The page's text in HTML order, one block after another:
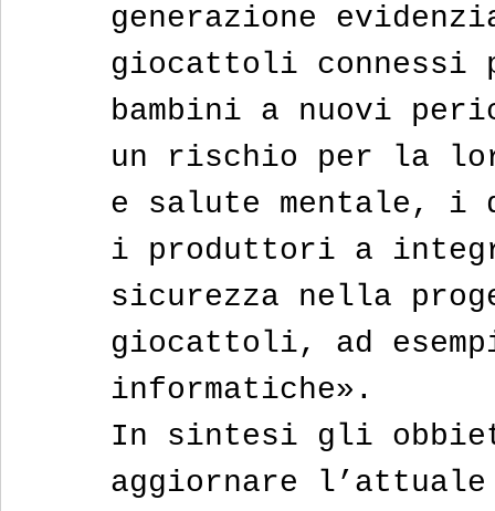
generazione
giocattoli connessi
bambini a nuovi
un rischio per la
e salute mentale, i
i produttori a
sicurezza nella
giocattoli, ad
informatiche».
In sintesi gli
aggiornare